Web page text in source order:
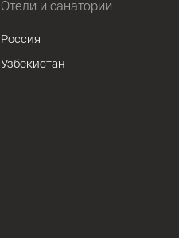
Отели и санатории
Россия
Узбекистан